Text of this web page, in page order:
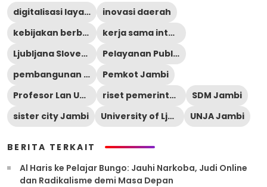
digitalisasi layanan
inovasi daerah
kebijakan berbasis data
kerja sama internasional
Ljubljana Slovenia
Pelayanan Publik
pembangunan berbasis riset
Pemkot Jambi
Profesor Lan Umek
riset pemerintahan
SDM Jambi
sister city Jambi
University of Ljubljana UNJA Jambi
BERITA TERKAIT
Al Haris ke Pelajar Bungo: Jauhi Narkoba, Judi Online
dan Radikalisme demi Masa Depan